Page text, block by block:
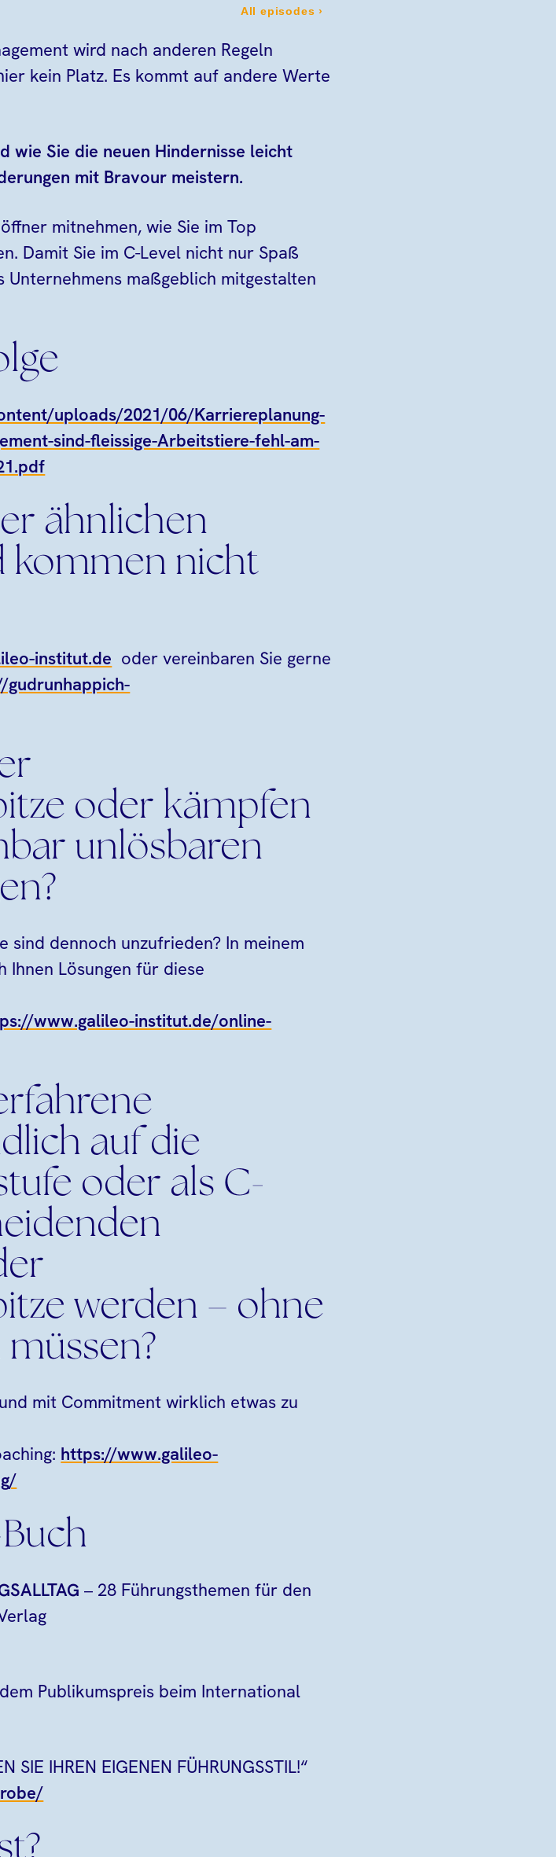
wird nach anderen Regeln
kein Platz. Es kommt auf andere Werte
wie Sie die neuen Hindernisse leicht
mit Bravour meistern.
mitnehmen, wie Sie im Top
Damit Sie im C-Level nicht nur Spaß
maßgeblich mitgestalten
uploads/2021/06/Karriereplanung-
sind-fleissige-Arbeitstiere-fehl-am-
ähnlichen
kommen nicht
institut.de oder vereinbaren Sie gerne
gudrunhappich-
oder kämpfen
unlösbaren
dennoch unzufrieden? In meinem
Ihnen Lösungen für diese
www.galileo-institut.de/online-
auf die
oder als C-
werden – ohne
mit Commitment wirklich etwas zu
https://www.galileo-
– 28 Führungsthemen für den
Publikumspreis beim International
SIE IHREN EIGENEN FÜHRUNGSSTIL!“